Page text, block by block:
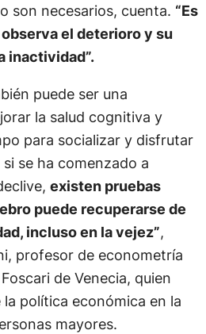
son necesarios, cuenta. “Es
el deterioro y su
inactividad”.
puede ser una
la salud cognitiva y
para socializar y disfrutar
se ha comenzado a
existen pruebas
puede recuperarse de
incluso en la vejez”,
profesor de econometría
de Venecia, quien
política económica en la
mayores.